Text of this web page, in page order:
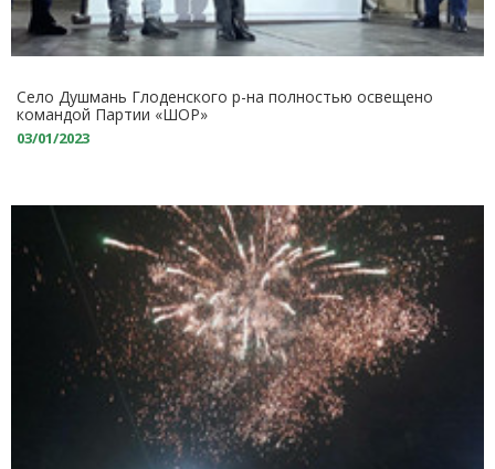
Село Душмань Глоденского р-на полностью освещено
командой Партии «ШОР»
03/01/2023